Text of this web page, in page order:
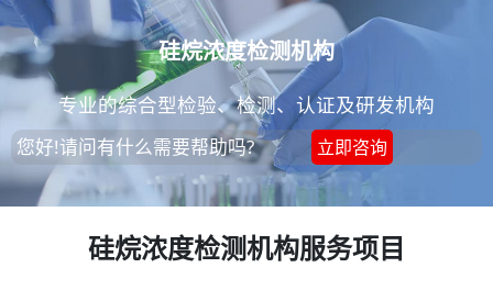
硅烷浓度检测机构
专业的综合型检验、检测、认证及研发机构
您好!请问有什么需要帮助吗? 立即咨询
硅烷浓度检测机构服务项目